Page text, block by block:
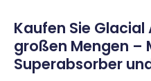
Kaufen Sie
großen Mengen –
Superabsorber